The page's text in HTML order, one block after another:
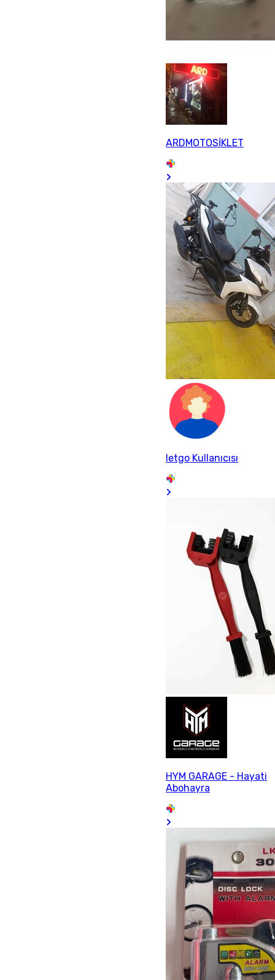
ARDMOTOSİKLET
letgo Kullanıcısı
HYM GARAGE - Hayati
Abohayra